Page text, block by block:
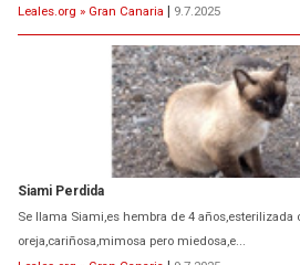
Leales.org » Gran Canaria | 9.7.2025
ADOPCIÓN URGENTE GATA TEROR GRAN
El ayuntamiento se va a llevar a Los Gatos
días, ella incluida...